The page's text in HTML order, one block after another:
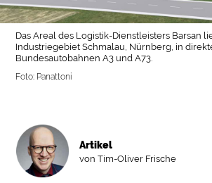
Das Areal des Logistik-Dienstleisters Barsan
Industriegebiet Schmalau, Nürnberg, in
Bundesautobahnen A3 und A73.
Foto: Panattoni
Artikel
von Tim-Oliver Frische